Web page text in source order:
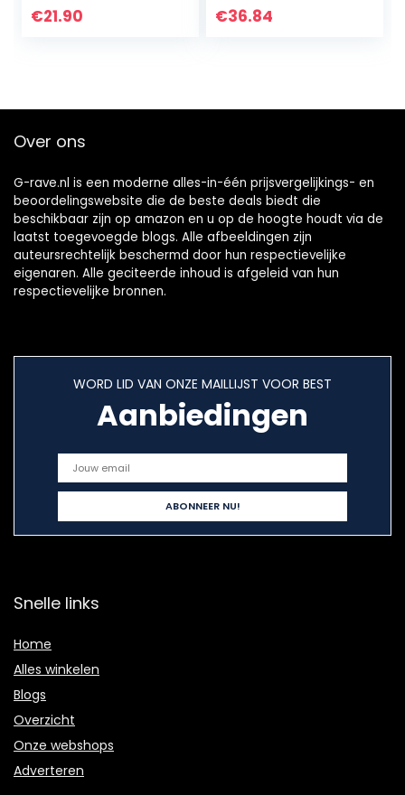
feestverlichting,
verjaardag, disco,
Kerstmis,
lichteffecten
€21.90
Verlichting Voor
€36.84
Over ons
G-rave.nl is een moderne alles-in-één prijsvergelijkings- en
beoordelingswebsite die de beste deals biedt die
beschikbaar zijn op amazon en u op de hoogte houdt via de
laatst toegevoegde blogs. Alle afbeeldingen zijn
auteursrechtelijk beschermd door hun respectievelijke
eigenaren. Alle geciteerde inhoud is afgeleid van hun
respectievelijke bronnen.
WORD LID VAN ONZE MAILLIJST VOOR BEST
Aanbiedingen
Snelle links
Home
Alles winkelen
Blogs
Overzicht
Onze webshops
Adverteren